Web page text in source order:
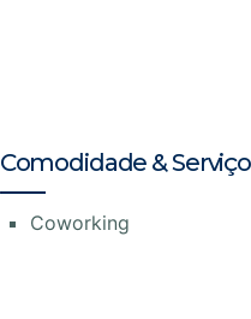
Comodidade &
Coworking